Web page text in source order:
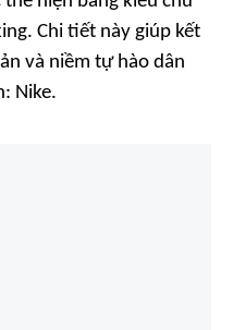
Chi tiết này giúp kết
và niềm tự hào dân
Nike.